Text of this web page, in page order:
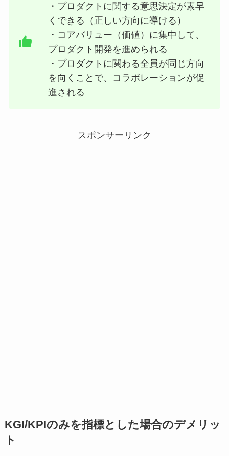
・プロダクトに関する意思決定が素早
くできる（正しい方向に導ける）
・コアバリュー（価値）に集中して、
プロダクト開発を進められる
・プロダクトに関わる全員が同じ方向
を向くことで、コラボレーションが促
進される
スポンサーリンク
KGI/KPIのみを指標とした場合のデメリッ
ト